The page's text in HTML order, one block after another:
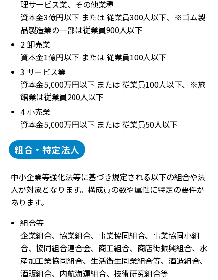
理サービス業、その他業種
資本金3億円以下 または 従業員300人以下、※ゴム製
品製造業の一部は従業員900人以下
2 卸売業
資本金1億円以下 または 従業員100人以下
3 サービス業
資本金5,000万円以下 または 従業員100人以下、※旅
館業は従業員200人以下
4 小売業
資本金5,000万円以下 または 従業員50人以下
組合・特定法人
中小企業等強化法等に基づき規定される以下の組合や法
人が対象となります。構成員の数や属性に特定の要件が
あります。
組合等
企業組合、協業組合、事業協同組合、事業協同小組
合、協同組合連合会、商工組合、商店街振興組合、水
産加工業協同組合、生活衛生同業組合等、酒造組合、
酒販組合、内航海運組合、技術研究組合等